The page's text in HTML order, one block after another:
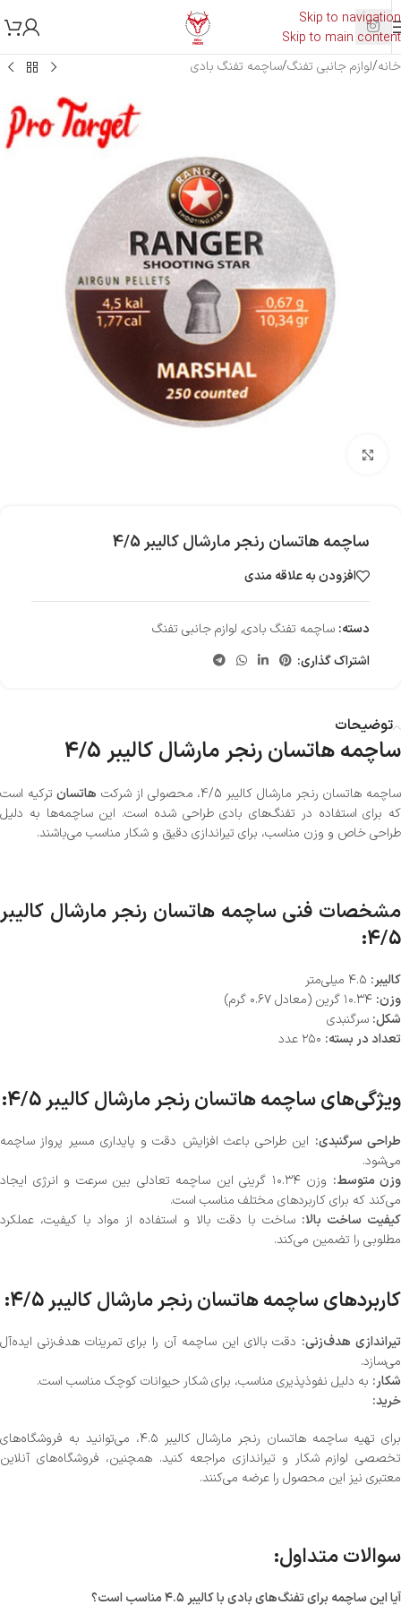
Skip to navigation
Skip to main content
خانه/لوازم جانبی تفنگ/ساچمه تفنگ بادی
ساچمه هاتسان رنجر مارشال کالیبر 4/5
افزودن به علاقه مندی
دسته: ساچمه تفنگ بادی, لوازم جانبی تفنگ
اشتراک گذاری:
توضیحات
ساچمه هاتسان رنجر مارشال کالیبر 4/5
ساچمه هاتسان رنجر مارشال کالیبر 4/5، محصولی از شرکت هاتسانترکیه است
که برای استفاده در تفنگ‌های بادی طراحی شده است. این ساچمه‌ها به دلیل
طراحی خاص و وزن مناسب، برای تیراندازی دقیق و شکار مناسب می‌باشند.
مشخصات فنی ساچمه هاتسان رنجر مارشال کالیبر
4/5:
کالیبر:
وزن:
شکل: سرگنبدی
تعداد در بسته:
ویژگی‌های ساچمه هاتسان رنجر مارشال کالیبر 4/5:
طراحی سرگنبدی: این طراحی باعث افزایش دقت و پایداری مسیر پرواز ساچمه
می‌شود.
وزن متوسط:
وزن ۱۰.۳۴ گرینی این ساچمه تعادلی بین سرعت و انرژی ایجاد
می‌کند که برای کاربردهای مختلف مناسب است.
کیفیت ساخت بالا: ساخت با دقت بالا و استفاده از مواد با کیفیت، عملکرد
مطلوبی را تضمین می‌کند.
کاربردهای ساچمه هاتسان رنجر مارشال کالیبر 4/5:
تیراندازی هدف‌زنی: دقت بالای این ساچمه آن را برای تمرینات هدف‌زنی ایده‌آل
می‌سازد.
شکار: به دلیل نفوذپذیری مناسب، برای شکار حیوانات کوچک مناسب است.
خرید:
برای تهیه ساچمه هاتسان رنجر مارشال کالیبر ۴.۵، می‌توانید به فروشگاه‌های
تخصصی لوازم شکار و تیراندازی مراجعه کنید. همچنین، فروشگاه‌های آنلاین
معتبری نیز این محصول را عرضه می‌کنند.
سوالات متداول:
آیا این ساچمه برای تفنگ‌های بادی با کالیبر ۴.۵ مناسب است؟